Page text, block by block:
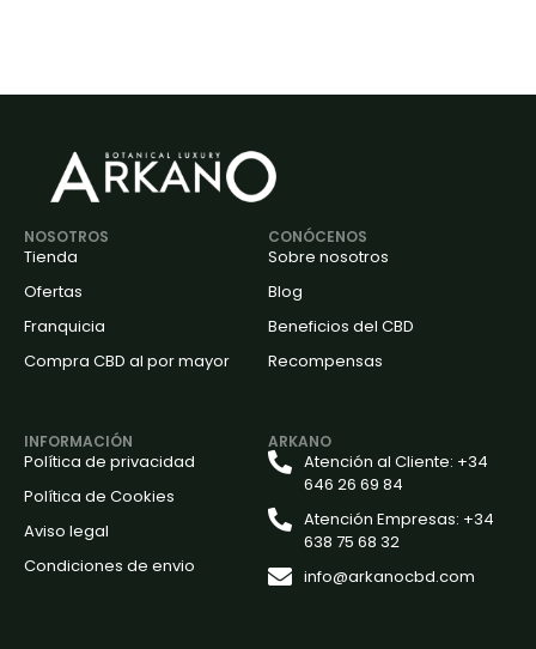
NOSOTROS
Tienda
Ofertas
Franquicia
Compra CBD al por mayor
CONÓCENOS
Sobre nosotros
Blog
Beneficios del CBD
Recompensas
INFORMACIÓN
Política de privacidad
Política de Cookies
Aviso legal
Condiciones de envio
ARKANO
Atención al Cliente: +34
646 26 69 84
Atención Empresas: +34
638 75 68 32
info@arkanocbd.com